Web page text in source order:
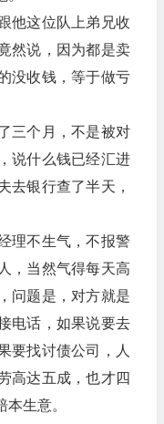
他这位队上弟兄收
然说，因为都是卖
没收钱，等于做亏
三个月，不是被对
说什么钱已经汇进
去银行查了半天，
理不生气，不报警
，当然气得每天高
问题是，对方就是
电话，如果说要去
要找讨债公司，人
高达五成，也才四
生意。